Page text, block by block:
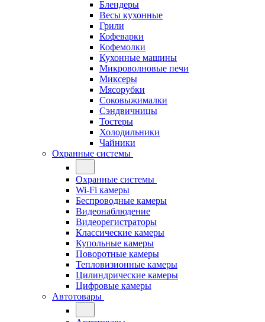
Блендеры
Весы кухонные
Грили
Кофеварки
Кофемолки
Кухонные машины
Микроволновые печи
Миксеры
Мясорубки
Соковыжималки
Сэндвичницы
Тостеры
Холодильники
Чайники
Охранные системы
Охранные системы
Wi-Fi камеры
Беспроводные камеры
Видеонаблюдение
Видеорегистраторы
Классические камеры
Купольные камеры
Поворотные камеры
Тепловизионные камеры
Цилиндрические камеры
Цифровые камеры
Автотовары